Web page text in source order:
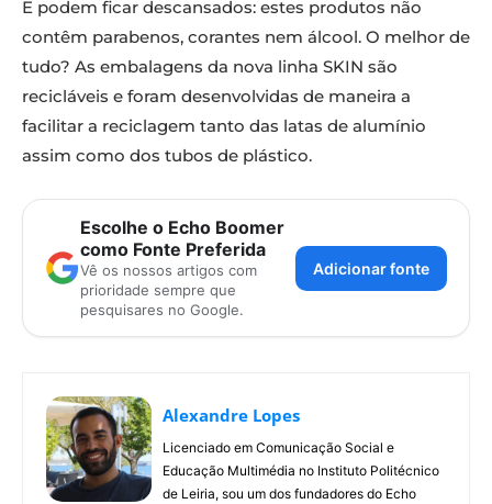
E podem ficar descansados: estes produtos não
contêm parabenos, corantes nem álcool. O melhor de
tudo? As embalagens da nova linha SKIN são
recicláveis e foram desenvolvidas de maneira a
facilitar a reciclagem tanto das latas de alumínio
assim como dos tubos de plástico.
Escolhe o Echo Boomer
como Fonte Preferida
Vê os nossos artigos com
prioridade sempre que
pesquisares no Google.
Adicionar fonte
Alexandre Lopes
Licenciado em Comunicação Social e
Educação Multimédia no Instituto Politécnico
de Leiria, sou um dos fundadores do Echo